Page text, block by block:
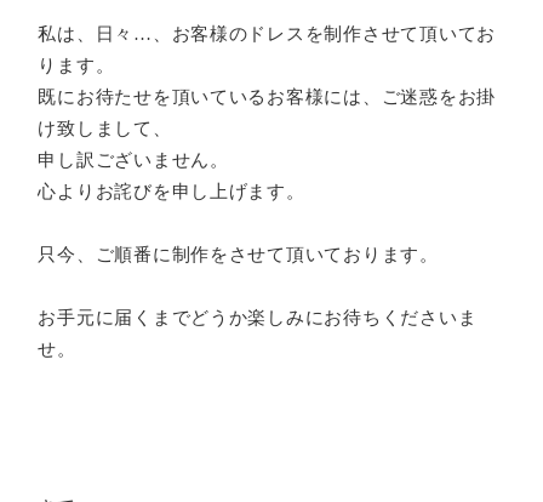
私は、日々…、お客様のドレスを制作させて頂いてお
ります。
既にお待たせを頂いているお客様には、ご迷惑をお掛
け致しまして、
申し訳ございません。
心よりお詫びを申し上げます。
只今、ご順番に制作をさせて頂いております。
お手元に届くまでどうか楽しみにお待ちくださいま
せ。